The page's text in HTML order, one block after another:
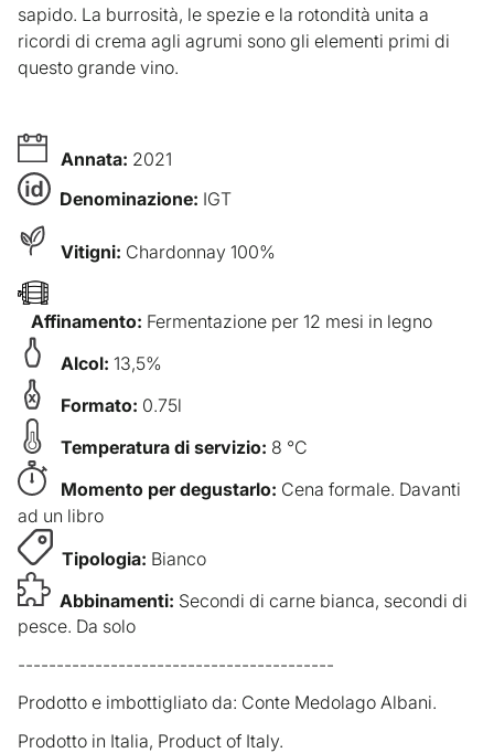
sapido. La burrosità, le spezie e la rotondità unita a
ricordi di crema agli agrumi sono gli elementi primi di
questo grande vino.
Annata: 2021
Denominazione: IGT
Vitigni: Chardonnay 100%
Affinamento: Fermentazione per 12 mesi in legno
Alcol:13,5%
Formato: 0.75l
Temperatura di servizio: 8 °C
Momento per degustarlo: Cena formale. Davanti
ad un libro
Tipologia: Bianco
Abbinamenti: Secondi di carne bianca, secondi di
pesce. Da solo
-----------------------------------------
Prodotto e imbottigliato da: Conte Medolago Albani.
Prodotto in Italia, Product of Italy.